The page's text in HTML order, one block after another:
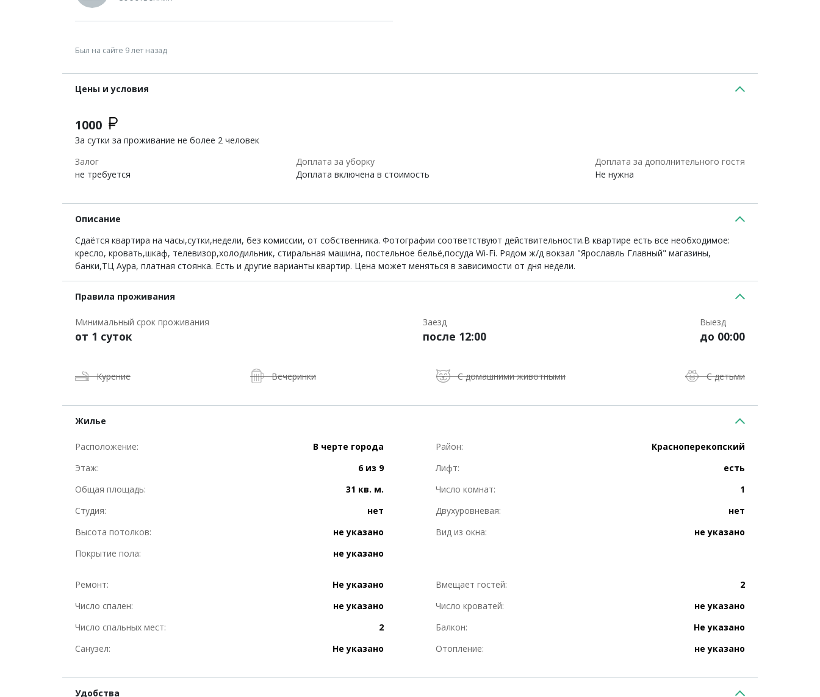
Был на сайте 9 лет назад
Цены и условия
1000
За сутки за проживание не более 2 человек
Залог
не требуется
Доплата за уборку
Доплата включена в стоимость
Доплата за дополнительного гостя
Не нужна
Описание
Сдаётся квартира на часы,сутки,недели, без комиссии, от собственника. Фотографии соответствуют действительности.В квартире есть все необходимое:
кресло, кровать,шкаф, телевизор,холодильник, стиральная машина, постельное бельё,посуда Wi-Fi. Рядом ж/д вокзал "Ярославль Главный" магазины,
банки,ТЦ Аура, платная стоянка. Есть и другие варианты квартир. Цена может меняться в зависимости от дня недели.
Правила проживания
Минимальный срок проживания
от 1 суток
Заезд
после 12:00
Выезд
до 00:00
Курение Вечеринки С домашними животными С детьми
Жилье
Расположение: В черте города Район:
Красноперекопский
Этаж:
6 из 9 Лифт:
есть
Общая площадь:
31 кв. м. Число комнат:
1
Студия:
нет Двухуровневая:
нет
Высота потолков:
не указано Вид из окна:
не указано
Покрытие пола:
не указано
Ремонт: Не указано Вмещает гостей:
2
Число спален:
не указано Число кроватей:
не указано
Число спальных мест:
2 Балкон:
Не указано
Санузел:
Не указано Отопление: не указано
Удобства